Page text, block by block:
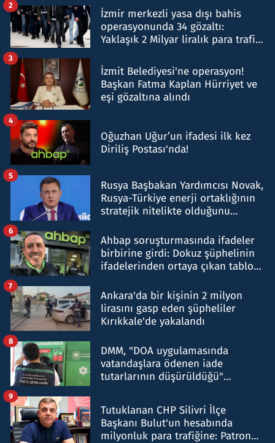
İzmir merkezli yasa dışı bahis
operasyonunda 34 gözaltı:
Yaklaşık 2 Milyar liralık para trafiği
2
İzmit Belediyesi'ne operasyon!
Başkan Fatma Kaplan Hürriyet ve
eşi gözaltına alındı
3
Oğuzhan Uğur’un ifadesi ilk kez
Diriliş Postası'nda!
4
Rusya Başbakan Yardımcısı Novak,
Rusya-Türkiye enerji ortaklığının
stratejik nitelikte olduğunu
5
Ahbap soruşturmasında ifadeler
birbirine girdi: Dokuz şüphelinin
ifadelerinden ortaya çıkan tablo
6
Ankara'da bir kişinin 2 milyon
lirasını gasp eden şüpheliler
Kırıkkale'de yakalandı
7
DMM, "DOA uygulamasında
vatandaşlara ödenen iade
tutarlarının düşürüldüğü"
8
Tutuklanan CHP Silivri İlçe
Başkanı Bulut'un hesabında
milyonluk para trafiğine: Patron
9